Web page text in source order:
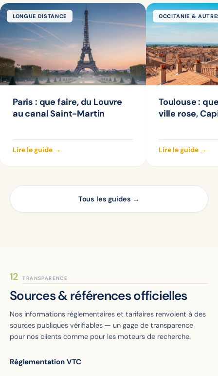
LONGUE DISTANCE
Paris : que faire, du Louvre
au canal Saint-Martin
Lire le guide →
OCCITANIE &
Toulouse :
ville rose,
Lire le guide →
Tous les guides →
TRANSPARENCE
Sources & références officielles
Nos informations réglementaires et tarifaires renvoient à des
sources publiques vérifiables — un gage de transparence
pour nos clients comme pour les moteurs de recherche.
Réglementation VTC